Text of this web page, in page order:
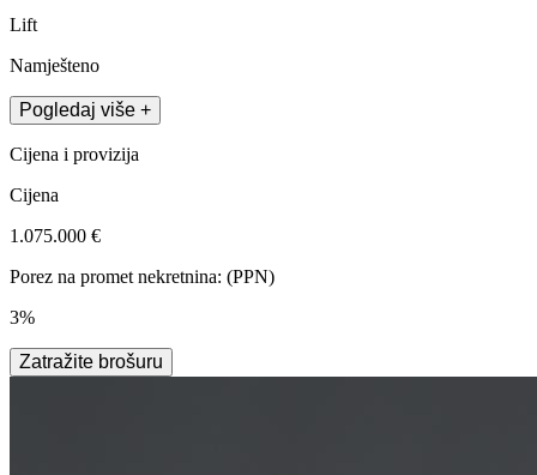
Lift
Namješteno
Pogledaj više +
Cijena i provizija
Cijena
1.075.000 €
Porez na promet nekretnina: (PPN)
3%
Zatražite brošuru